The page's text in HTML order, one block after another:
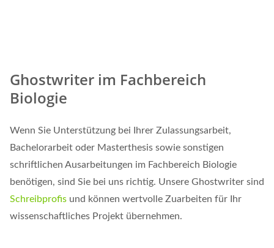
Ghostwriter im Fachbereich
Biologie
Wenn Sie Unterstützung bei Ihrer Zulassungsarbeit,
Bachelorarbeit oder Masterthesis sowie sonstigen
schriftlichen Ausarbeitungen im Fachbereich Biologie
benötigen, sind Sie bei uns richtig. Unsere Ghostwriter sind
Schreibprofis und können wertvolle Zuarbeiten für Ihr
wissenschaftliches Projekt übernehmen.